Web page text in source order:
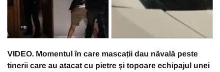
VIDEO. Momentul în care mascații dau năvală peste
tinerii care au atacat cu pietre și topoare echipajul unei